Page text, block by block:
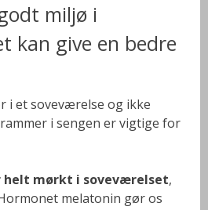
miljø i
kan give en bedre
i et soveværelse og ikke
i sengen er vigtige for
helt mørkt i soveværelset,
melatonin gør os